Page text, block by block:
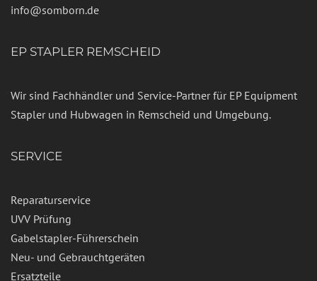
info@somborn.de
EP STAPLER REMSCHEID
Wir sind Fachhändler und Service-Partner für EP Equipment
Stapler und Hubwagen in Remscheid und Umgebung.
SERVICE
Reparaturservice
UVV Prüfung
Gabelstapler-Führerschein
Neu- und Gebrauchtgeräten
Ersatzteile